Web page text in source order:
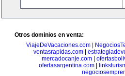
Otros dominios en venta:
ViajeDeVacaciones.com|
ventasrapidas.com
mercadocanje.com
ofertasargentina.com|